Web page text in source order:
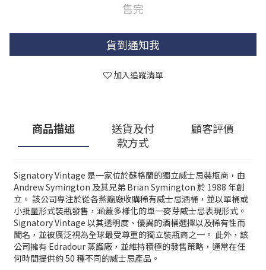
售完
貨到通知我
加入追蹤清單
商品描述
送貨及付
款方式
顧客評價
Signatory Vintage 是一家位於蘇格蘭的獨立威士忌裝瓶商，由
Andrew Symington 及其兄弟 Brian Symington 於 1988 年創
立。 該公司專注於從各蒸餾廠收購稀有威士忌酒桶，並以單桶或
小批量形式裝瓶發售，涵蓋多樣化的單一麥芽威士忌表現形式。
Signatory Vintage 以其透明度、優異的酒桶選擇以及稀有性而
聞名，並被廣泛視為全球最受尊重的獨立裝瓶商之一。 此外，該
公司擁有 Edradour 蒸餾廠，並維持積極的發售策略，通常在任
何時間提供約 50 種不同的威士忌產品。